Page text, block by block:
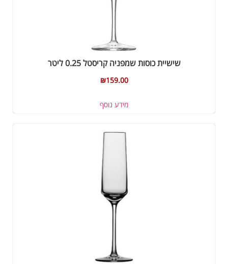
שישיית כוסות שמפניה קריסטל 0.25 ליטר
₪159.00
מידע נוסף